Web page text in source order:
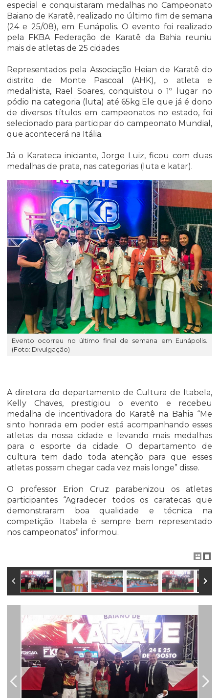
especial e conquistaram medalhas no Campeonato
Baiano de Karatê, realizado no último fim de semana
(24 e 25/08), em Eunápolis. O evento foi realizado
pela FKBA Federação de Karatê da Bahia reuniu
mais de atletas de 25 cidades.
Representados pela Associação Heian de Karatê do
distrito de Monte Pascoal (AHK), o atleta e
medalhista, Rael Soares, conquistou o 1º lugar no
pódio na categoria (luta) até 65kg.Ele que já é dono
de diversos títulos em campeonatos no estado, foi
selecionado para participar do campeonato Mundial,
que acontecerá na Itália.
Já o Karateca iniciante, Jorge Luiz, ficou com duas
medalhas de prata, nas categorias (luta e katar).
Evento ocorreu no último final de semana em Eunápolis.
(Foto: Divulgação)
A diretora do departamento de Cultura de Itabela,
Kelly Chaves, prestigiou o evento e recebeu
medalha de incentivadora do Karatê na Bahia “Me
sinto honrada em poder está acompanhando esses
atletas da nossa cidade e levando mais medalhas
para o esporte da cidade. O departamento de
cultura tem dado toda atenção para que esses
atletas possam chegar cada vez mais longe” disse.
O professor Erion Cruz parabenizou os atletas
participantes “Agradecer todos os caratecas que
demonstraram boa qualidade e técnica na
competição. Itabela é sempre bem representado
nos campeonatos” informou.